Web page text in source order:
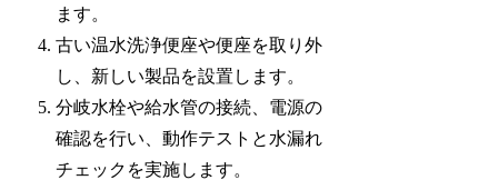
ます。
古い温水洗浄便座や便座を取り外
し、新しい製品を設置します。
分岐水栓や給水管の接続、電源の
確認を行い、動作テストと水漏れ
チェックを実施します。